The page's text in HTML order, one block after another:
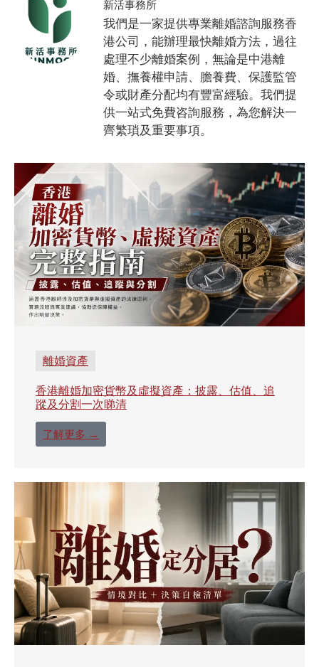
新活事務所
我們是一家提供專業離婚諮詢服務香
港公司，能辦理最快離婚方法，過往
處理不少離婚案例，無論是中港離
婚、撫養權申請、膽養費、保護監管
令或財產分配均有豐富經驗。我們提
供一站式免費咨詢服務，為您解決一
齊繁瑣及重要事項。
離婚資產
香港離婚加密貨幣及虛擬資產：披露、估值、追
蹤及分割一次睇清
了解更多 →